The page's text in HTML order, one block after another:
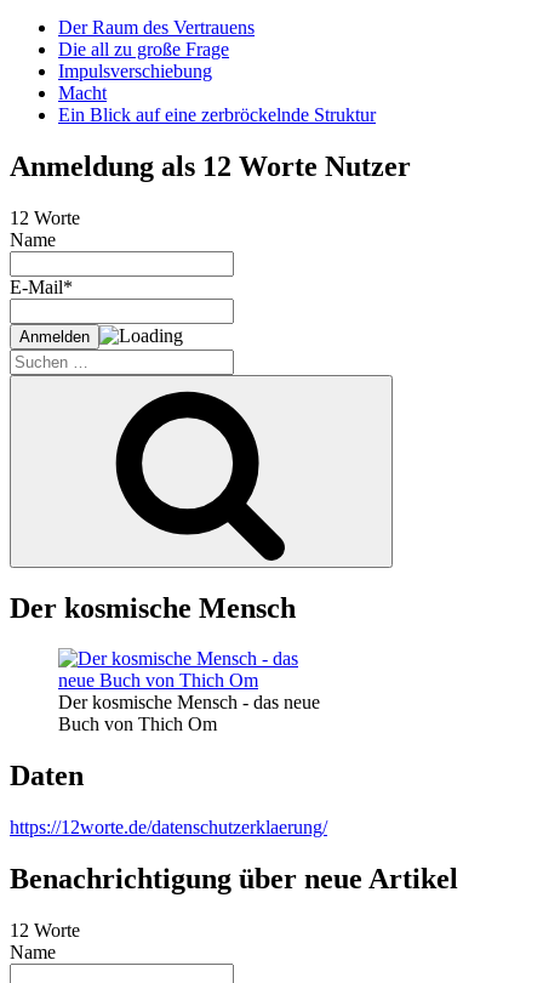
Der Raum des Vertrauens
Die all zu große Frage
Impulsverschiebung
Macht
Ein Blick auf eine zerbröckelnde Struktur
Anmeldung als 12 Worte Nutzer
12 Worte
Name
E-Mail*
Suche
nach:
Der kosmische Mensch
Der kosmische Mensch - das neue
Buch von Thich Om
Daten
https://12worte.de/datenschutzerklaerung/
Benachrichtigung über neue Artikel
12 Worte
Name